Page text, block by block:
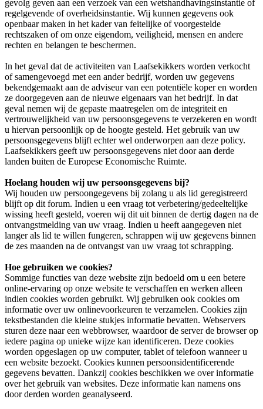
gevolg geven aan een verzoek van een wetshandhavingsinstantie of
regelgevende of overheidsinstantie. Wij kunnen gegevens ook
openbaar maken in het kader van feitelijke of voorgestelde
rechtszaken of om onze eigendom, veiligheid, mensen en andere
rechten en belangen te beschermen.
In het geval dat de activiteiten van Laafsekikkers worden verkocht
of samengevoegd met een ander bedrijf, worden uw gegevens
bekendgemaakt aan de adviseur van een potentiële koper en worden
ze doorgegeven aan de nieuwe eigenaars van het bedrijf. In dat
geval nemen wij de gepaste maatregelen om de integriteit en
vertrouwelijkheid van uw persoonsgegevens te verzekeren en wordt
u hiervan persoonlijk op de hoogte gesteld. Het gebruik van uw
persoonsgegevens blijft echter wel onderworpen aan deze policy.
Laafsekikkers geeft uw persoonsgegevens niet door aan derde
landen buiten de Europese Economische Ruimte.
Hoelang houden wij uw persoonsgegevens bij?
Wij houden uw persoongegevens bij zolang u als lid geregistreerd
blijft op dit forum. Indien u een vraag tot verbetering/gedeeltelijke
wissing heeft gesteld, voeren wij dit uit binnen de dertig dagen na de
ontvangstmelding van uw vraag. Indien u heeft aangegeven niet
langer als lid te willen fungeren, schrappen wij uw gegevens binnen
de zes maanden na de ontvangst van uw vraag tot schrapping.
Hoe gebruiken we cookies?
Sommige functies van deze website zijn bedoeld om u een betere
online-ervaring op onze website te verschaffen en werken alleen
indien cookies worden gebruikt. Wij gebruiken ook cookies om
informatie over uw onlinevoorkeuren te verzamelen. Cookies zijn
tekstbestanden die kleine stukjes informatie bevatten. Webservers
sturen deze naar een webbrowser, waardoor de server de browser op
iedere pagina op unieke wijze kan identificeren. Deze cookies
worden opgeslagen op uw computer, tablet of telefoon wanneer u
een website bezoekt. Cookies kunnen persoonsidentificerende
gegevens bevatten. Dankzij cookies beschikken we over informatie
over het gebruik van websites. Deze informatie kan namens ons
door derden worden geanalyseerd.